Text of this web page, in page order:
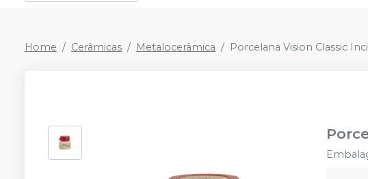
Home Cerâmicas Metalocerâmica Porcelana Vision Classic